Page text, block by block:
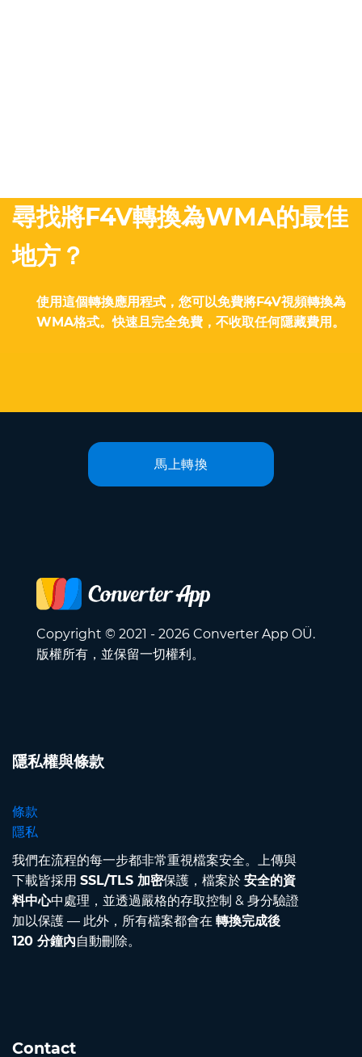
尋找將F4V轉換為WMA的最佳
地方？
使用這個轉換應用程式，您可以免費將F4V視頻轉換為
WMA格式。快速且完全免費，不收取任何隱藏費用。
馬上轉換
Copyright © 2021 - 2026 Converter App OÜ.
版權所有，並保留一切權利。
隱私權與條款
條款
隱私
我們在流程的每一步都非常重視檔案安全。上傳與
下載皆採用 SSL/TLS 加密保護，檔案於 安全的資
料中心中處理，並透過嚴格的存取控制 & 身分驗證
加以保護 — 此外，所有檔案都會在 轉換完成後
120 分鐘內自動刪除。
Contact